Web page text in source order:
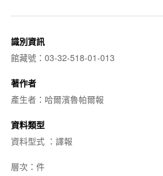
識別資訊
館藏號：03-32-518-01-013
著作者
產生者：哈爾濱魯帕爾報
資料類型
資料型式 ：譯報
層次：件